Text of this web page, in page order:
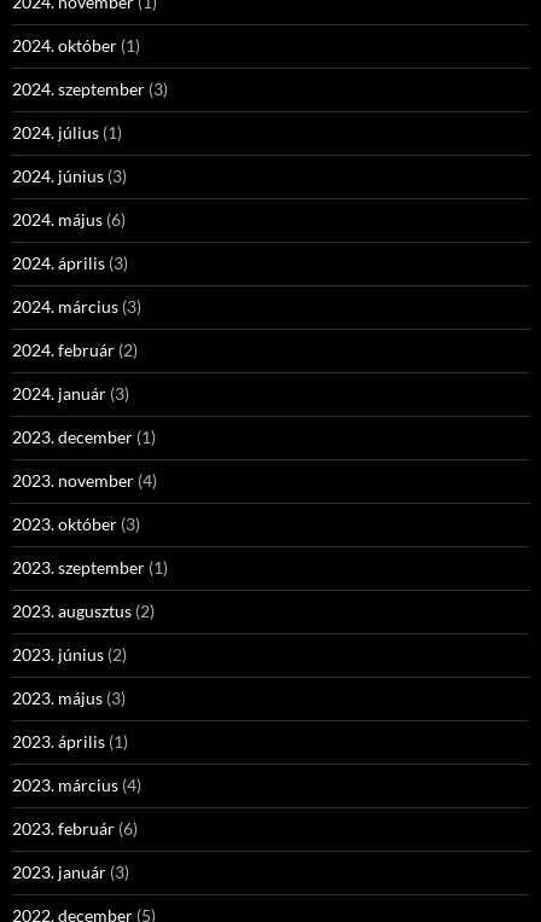
2024. október (1)
2024. szeptember (3)
2024. július (1)
2024. június (3)
2024. május (6)
2024. április (3)
2024. március (3)
2024. február (2)
2024. január (3)
2023. december (1)
2023. november (4)
2023. október (3)
2023. szeptember (1)
2023. augusztus (2)
2023. június (2)
2023. május (3)
2023. április (1)
2023. március (4)
2023. február (6)
2023. január (3)
2022. december (5)